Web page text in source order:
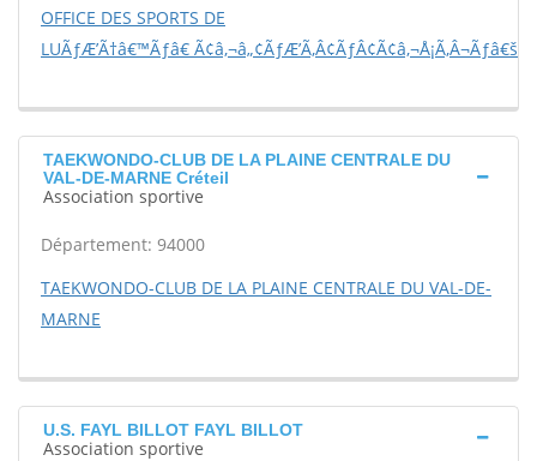
OFFICE DES SPORTS DE
LUÃƒÆ’Ã†â€™Ãƒâ€
TAEKWONDO-CLUB DE LA PLAINE CENTRALE DU
VAL-DE-MARNE Créteil
Association sportive
Département: 94000
TAEKWONDO-CLUB DE LA PLAINE CENTRALE DU VAL-DE-
MARNE
U.S. FAYL BILLOT FAYL BILLOT
Association sportive